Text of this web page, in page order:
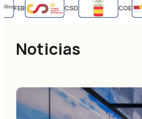
FEB CSD COE
Noticias